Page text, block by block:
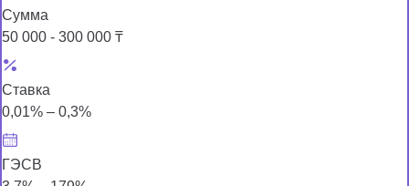
Сумма
50 000 - 300 000 ₸
Ставка
0,01% – 0,3%
ГЭСВ